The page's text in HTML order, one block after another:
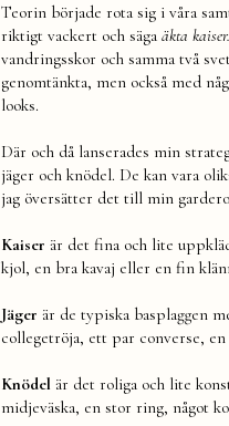
Teorin började rota sig i våra
riktigt vackert och sägaäkta kaiser.
vandringsskor och samma två
genomtänkta, men också med
looks.
Där och då lanserades min
jäger och knödel. De kan vara
jag översätter det till min
Kaiser är det fina och lite
kjol, en bra kavaj eller en fin
Jäger är de typiska basplaggen
collegetröja, ett par converse,
Knödel är det roliga och lite
midjeväska, en stor ring, något